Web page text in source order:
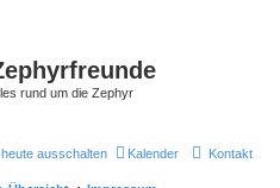
rund um die Zephyr
ausschalten Kalender Kontakt